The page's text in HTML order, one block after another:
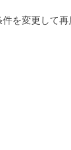
を変更して再